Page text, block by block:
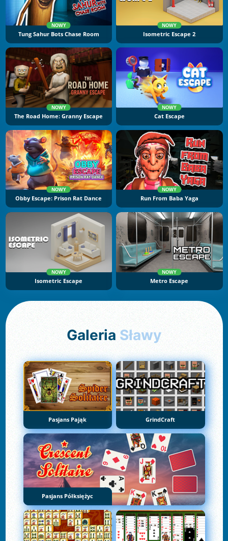
NOWY
Tung Sahur Bots Chase Room
NOWY
Isometric Escape 2
NOWY
The Road Home: Granny Escape
NOWY
Cat Escape
NOWY
Obby Escape: Prison Rat Dance
NOWY
Run From Baba Yaga
NOWY
Isometric Escape
NOWY
Metro Escape
Galeria Sławy
Pasjans Pająk GrindCraft
Pasjans Półksiężyc